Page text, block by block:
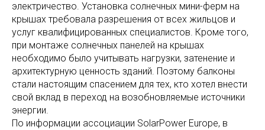
электричество. Установка солнечных мини-ферм на
крышах требовала разрешения от всех жильцов и
услуг квалифицированных специалистов. Кроме того,
при монтаже солнечных панелей на крышах
необходимо было учитывать нагрузки, затенение и
архитектурную ценность зданий. Поэтому балконы
стали настоящим спасением для тех, кто хотел внести
свой вклад в переход на возобновляемые источники
энергии.
По информации ассоциации SolarPower Europe, в